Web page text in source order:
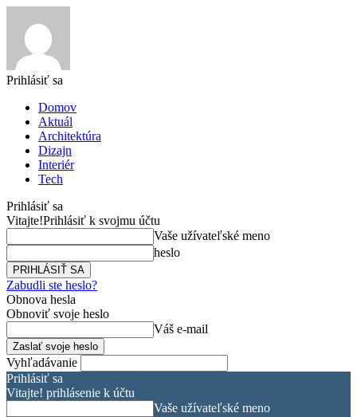
Prihlásiť sa
Domov
Aktuál
Architektúra
Dizajn
Interiér
Tech
Prihlásiť sa
Vitajte!Prihlásiť k svojmu účtu
Vaše užívateľské meno
heslo
Zabudli ste heslo?
Obnova hesla
Obnoviť svoje heslo
Váš e-mail
Vyhľadávanie
Prihlásiť sa
Vitajte! prihlásenie k účtu
Vaše užívateľské meno